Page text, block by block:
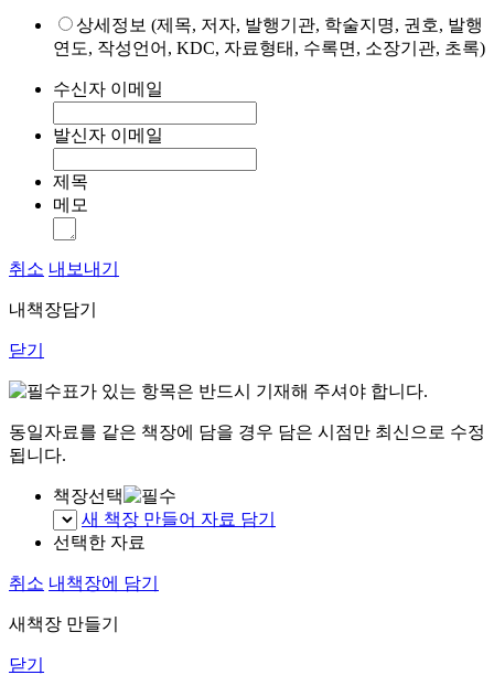
상세정보 (제목, 저자, 발행기관, 학술지명, 권호, 발행
연도, 작성언어, KDC, 자료형태, 수록면, 소장기관, 초록)
수신자 이메일
발신자 이메일
제목
메모
취소 내보내기
내책장담기
닫기
표가 있는 항목은 반드시 기재해 주셔야 합니다.
동일자료를 같은 책장에 담을 경우 담은 시점만 최신으로 수정
됩니다.
책장선택
새 책장 만들어 자료 담기
선택한 자료
취소 내책장에 담기
새책장 만들기
닫기